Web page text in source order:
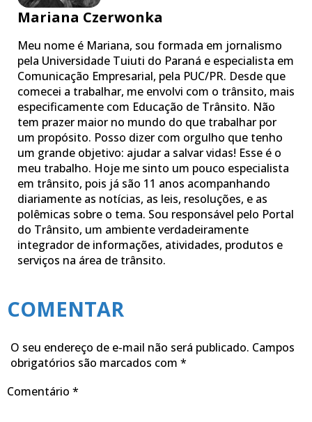
Mariana Czerwonka
Meu nome é Mariana, sou formada em jornalismo
pela Universidade Tuiuti do Paraná e especialista em
Comunicação Empresarial, pela PUC/PR. Desde que
comecei a trabalhar, me envolvi com o trânsito, mais
especificamente com Educação de Trânsito. Não
tem prazer maior no mundo do que trabalhar por
um propósito. Posso dizer com orgulho que tenho
um grande objetivo: ajudar a salvar vidas! Esse é o
meu trabalho. Hoje me sinto um pouco especialista
em trânsito, pois já são 11 anos acompanhando
diariamente as notícias, as leis, resoluções, e as
polêmicas sobre o tema. Sou responsável pelo Portal
do Trânsito, um ambiente verdadeiramente
integrador de informações, atividades, produtos e
serviços na área de trânsito.
COMENTAR
O seu endereço de e-mail não será publicado. Campos
obrigatórios são marcados com *
Comentário *